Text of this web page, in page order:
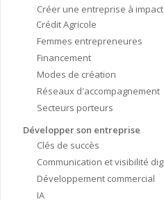
Créer une entreprise à
Crédit Agricole
Femmes entrepreneures
Financement
Modes de création
Réseaux d'accompagnement
Secteurs porteurs
Développer son entreprise
Clés de succès
Communication et visibilité
Développement commercial
IA